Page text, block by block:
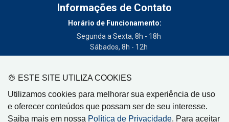
ESTE SITE UTILIZA COOKIES
Utilizamos cookies para melhorar sua experiência de uso
e oferecer conteúdos que possam ser de seu interesse.
Saiba mais em nossa Política de Privacidade. Para aceitar
Informações de Contato
Horário de Funcionamento:
Segunda a Sexta, 8h - 18h
Sábados, 8h - 12h
(19) 3404-3700
Circulação:
Limeira - SP, Artur Nogueira - SP, Cordeirópolis - SP,
Engenheiro Coelho - SP, Iracemápolis - SP